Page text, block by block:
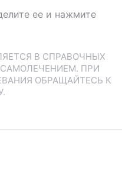
ее и нажмите
В СПРАВОЧНЫХ
ПРИ
ОБРАЩАЙТЕСЬ К